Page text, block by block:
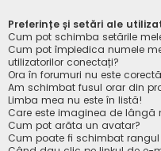
Preferințe și setări ale
Cum pot schimba setările
Cum pot împiedica numele
utilizatorilor conectați?
Ora în forumuri nu este
Am schimbat fusul orar din
Limba mea nu este în listă!
Care este imaginea de lângă
Cum pot arăta un avatar?
Cum poate fi schimbat rangul